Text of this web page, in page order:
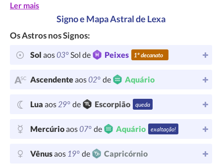
Ler mais
Signo e Mapa Astral de Lexa
Os Astros nos Signos:
Sol aos03°Sol de Peixes 1º decanato
Ascendenteaos02° de Aquário
Lua aos29° de Escorpião queda
Mercúrioaos07° de Aquário exaltação!
Vênusaos 19° de Capricórnio